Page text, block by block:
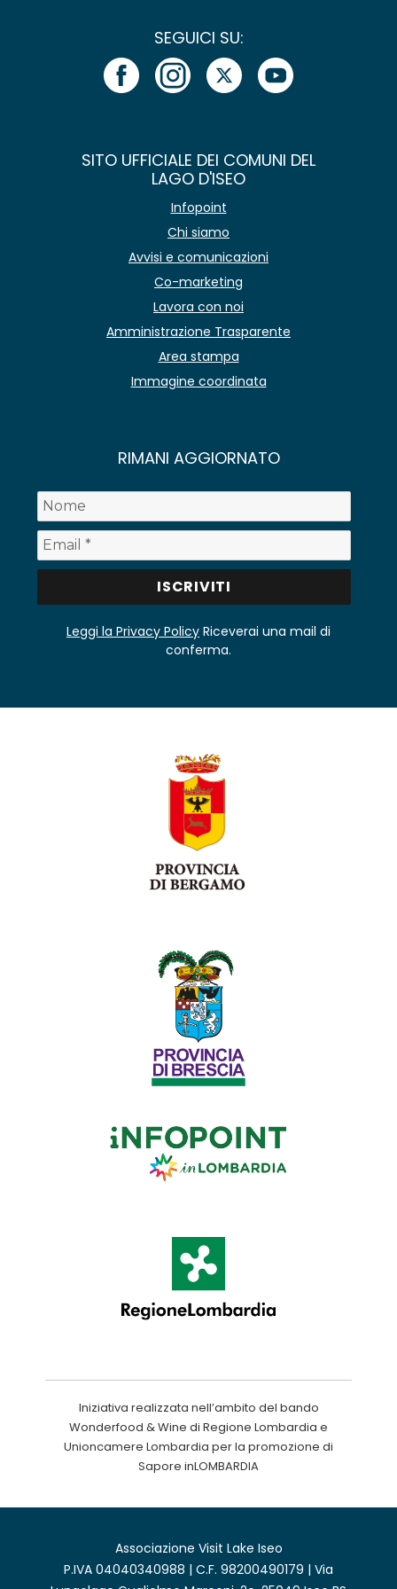
SEGUICI SU:
SITO UFFICIALE DEI COMUNI DEL
LAGO D'ISEO
Infopoint
Chi siamo
Avvisi e comunicazioni
Co-marketing
Lavora con noi
Amministrazione Trasparente
Area stampa
Immagine coordinata
RIMANI AGGIORNATO
Leggi la Privacy Policy Riceverai una mail di
conferma.
Iniziativa realizzata nell’ambito del bando
Wonderfood & Wine di Regione Lombardia e
Unioncamere Lombardia per la promozione di
Sapore inLOMBARDIA
Associazione Visit Lake Iseo
P.IVA 04040340988 | C.F. 98200490179 | Via